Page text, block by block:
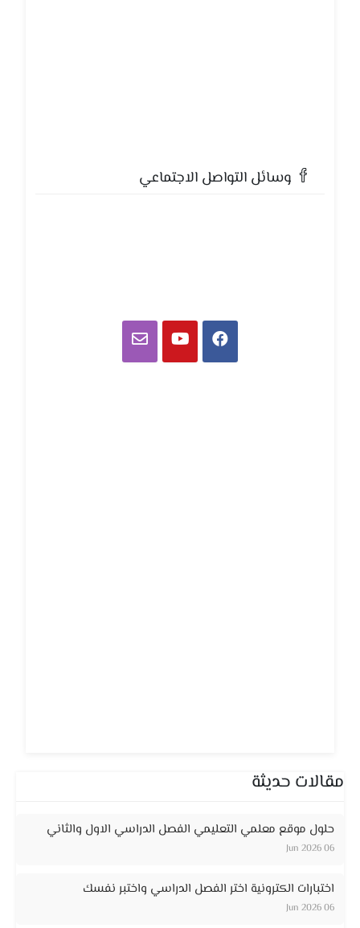
وسائل التواصل الاجتماعي
مقالات حديثة
حلول موقع معلمي التعليمي الفصل الدراسي الاول والثاني
06 Jun 2026
اختبارات الكترونية اختر الفصل الدراسي واختبر نفسك
06 Jun 2026